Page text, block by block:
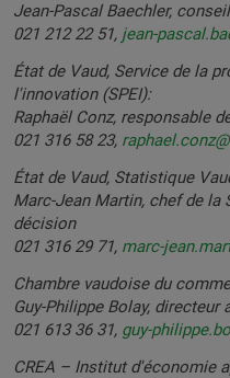
Jean-Pascal Baechler,
021 212 22 51, jean-
État de Vaud, Service de la
l'innovation (SPEI):
Raphaël Conz, responsable
021 316 58 23,
État de Vaud, Statistique
Marc-Jean Martin, chef de
décision
021 316 29 71, marc-
Chambre vaudoise du
Guy-Philippe Bolay, directeur
021 613 36 31, guy-
CREA – Institut d'économie